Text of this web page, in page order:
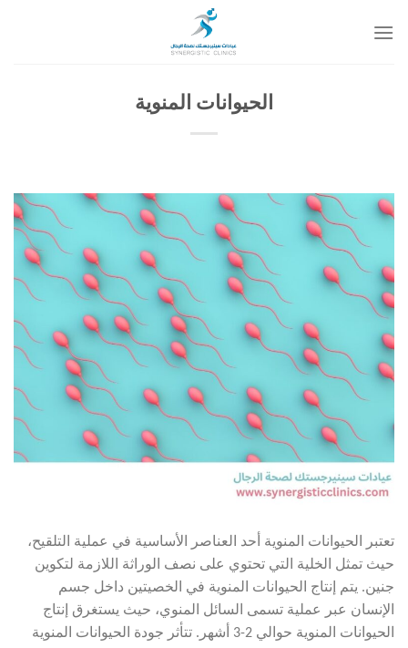
للمحتوى
الحيوانات المنوية
تعتبر الحيوانات المنوية أحد العناصر الأساسية في عملية التلقيح،
حيث تمثل الخلية التي تحتوي على نصف الوراثة اللازمة لتكوين
جنين. يتم إنتاج الحيوانات المنوية في الخصيتين داخل جسم
الإنسان عبر عملية تسمى السائل المنوي، حيث يستغرق إنتاج
الحيوانات المنوية حوالي 2-3 أشهر. تتأثر جودة الحيوانات المنوية